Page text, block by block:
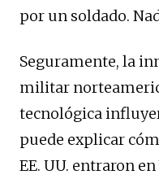
por un soldado.
Seguramente, la
militar
tecnológica
puede explicar
EE. UU. entraron